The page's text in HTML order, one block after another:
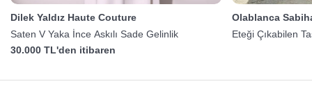
Dilek Yaldız Haute Couture
Saten V Yaka İnce Askılı Sade Gelinlik
30.000 TL'den itibaren
Olablanca
Eteği Çıkabilen